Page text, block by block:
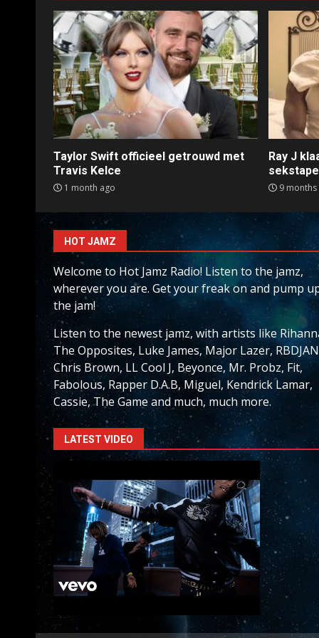
Taylor Swift officieel getrouwd met
Travis Kelce
1 month ago
Ray J
sekstape
9 months
HOT JAMZ
Welcome to Hot Jamz Radio! Listen to the jamz,
wherever you are. Get your freak on and pump
the jam!
Listen to the newest jamz, with artists like
The Opposites, Luke James, Major Lazer,
Chris Brown, LL Cool J, Beyonce, Mr. Probz, Fit,
Fabolous, Rapper D.A.B, Miguel, Kendrick Lamar,
Cassie, The Game and much, much more.
LATEST VIDEO